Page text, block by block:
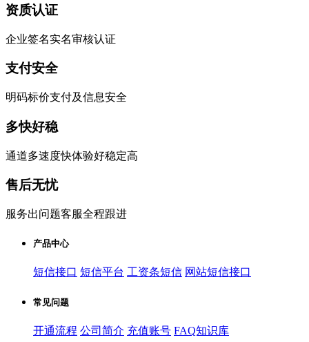
资质认证
企业签名实名审核认证
支付安全
明码标价支付及信息安全
多快好稳
通道多速度快体验好稳定高
售后无忧
服务出问题客服全程跟进
产品中心
短信接口 短信平台 工资条短信 网站短信接口
常见问题
开通流程 公司简介 充值账号 FAQ知识库